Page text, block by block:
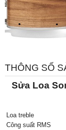
THÔNG SỐ
Sửa Loa
Loa treble
Công suất RMS